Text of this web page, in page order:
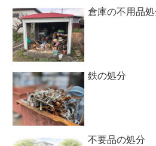
倉庫の不用品処
鉄の処分
不要品の処分